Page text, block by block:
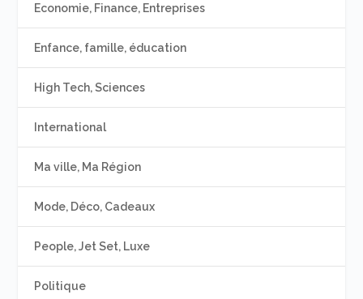
Economie, Finance, Entreprises
Enfance, famille, éducation
High Tech, Sciences
International
Ma ville, Ma Région
Mode, Déco, Cadeaux
People, Jet Set, Luxe
Politique